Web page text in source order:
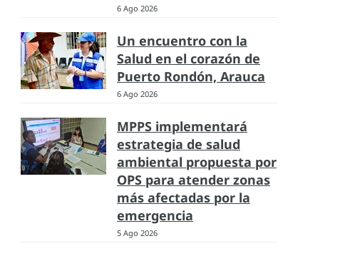
6 Ago 2026
Un encuentro con la
Salud en el corazón de
Puerto Rondón, Arauca
6 Ago 2026
MPPS implementará
estrategia de salud
ambiental propuesta por
OPS para atender zonas
más afectadas por la
emergencia
5 Ago 2026